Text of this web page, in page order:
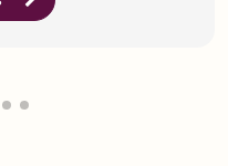
Conheça os benefícios